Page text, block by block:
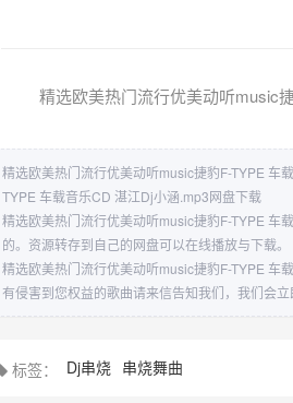
精选欧美热门流行优美动听music
精选欧美热门流行优美动听music捷豹F-TYPE 车
TYPE 车载音乐CD 湛江Dj小涵.mp3网盘下载
精选欧美热门流行优美动听music捷豹F-TYPE 车
的。资源转存到自己的网盘可以在线播放与下载。
精选欧美热门流行优美动听music捷豹F-TYPE 车
有侵害到您权益的歌曲请来信告知我们，我们会立
标签： Dj串烧 串烧舞曲